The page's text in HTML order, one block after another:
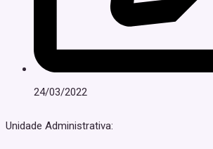
24/03/2022
Unidade Administrativa: